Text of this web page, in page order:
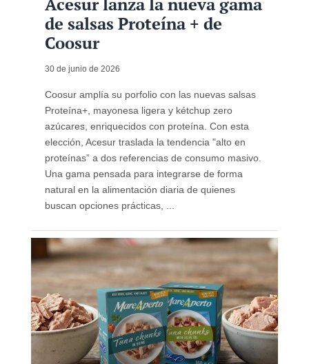
de salsas Proteína + de
Coosur
30 de junio de 2026
Coosur amplía su porfolio con las nuevas salsas
Proteína+, mayonesa ligera y kétchup zero
azúcares, enriquecidos con proteína. Con esta
elección, Acesur traslada la tendencia "alto en
proteínas” a dos referencias de consumo masivo.
Una gama pensada para integrarse de forma
natural en la alimentación diaria de quienes
buscan opciones prácticas, ...